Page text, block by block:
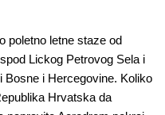
poletno letne staze od
Lickog Petrovog Sela i
Bosne i Hercegovine. Koliko
Hrvatska da